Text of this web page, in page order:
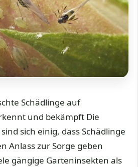
Schädlinge auf
und bekämpft Die
sich einig, dass Schädlinge
Anlass zur Sorge geben
gängige Garteninsekten als